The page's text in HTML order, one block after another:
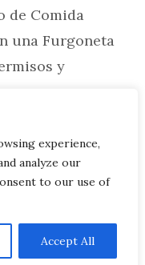
experience,
analyze our
to our use of
Accept All
de Comida
una Furgoneta
y
de
en
COOKIES